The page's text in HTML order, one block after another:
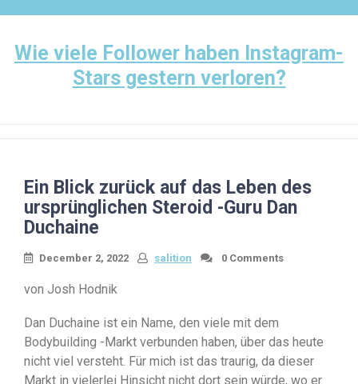
content
Wie viele Follower haben Instagram-
Stars gestern verloren?
Ein Blick zurück auf das Leben des
ursprünglichen Steroid -Guru Dan
Duchaine
December 2, 2022 salition 0 Comments
von Josh Hodnik
Dan Duchaine ist ein Name, den viele mit dem
Bodybuilding -Markt verbunden haben, über das heute
nicht viel versteht. Für mich ist das traurig, da dieser
Markt in vielerlei Hinsicht nicht dort sein würde, wo er